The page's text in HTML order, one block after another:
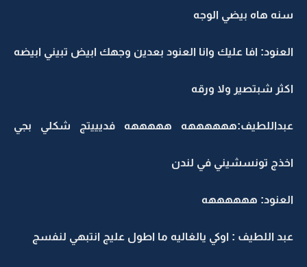
سنه هاه بيضي الوجه
العنود: افا عليك وانا العنود بعدين وجهك ابيض تبيني ابيضه
اكثر شبتصير ولا ورقه
عبداللطيف:ههههههه هههههه فديييتج شكلي بجي
اخذج تونسشيني في لندن
العنود: ههههههه
عبد اللطيف : اوكي يالغاليه ما اطول عليج انتبهي لنفسج